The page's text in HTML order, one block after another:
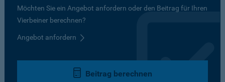
Möchten Sie ein Angebot anfordern oder den Beitrag für Ihren
Vierbeiner berechnen?
Angebot anfordern
Beitrag berechnen